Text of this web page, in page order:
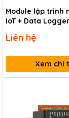
Module lập trình
IoT + Data Logger
Liên hệ
Xem chi